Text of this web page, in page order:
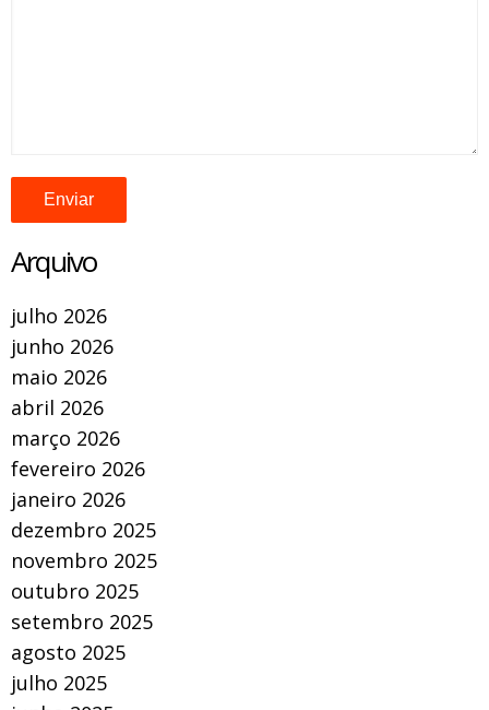
Arquivo
julho 2026
junho 2026
maio 2026
abril 2026
março 2026
fevereiro 2026
janeiro 2026
dezembro 2025
novembro 2025
outubro 2025
setembro 2025
agosto 2025
julho 2025